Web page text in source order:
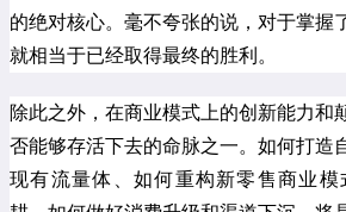
的绝对核心。毫不夸张的说，对于掌握
就相当于已经取得最终的胜利。
除此之外，在商业模式上的创新能力和
否能够存活下去的命脉之一。如何打造
现有流量体、如何重构新零售商业模